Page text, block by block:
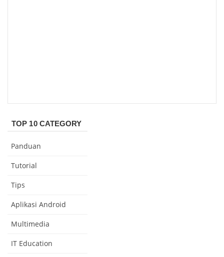
TOP 10 CATEGORY
Panduan
Tutorial
Tips
Aplikasi Android
Multimedia
IT Education